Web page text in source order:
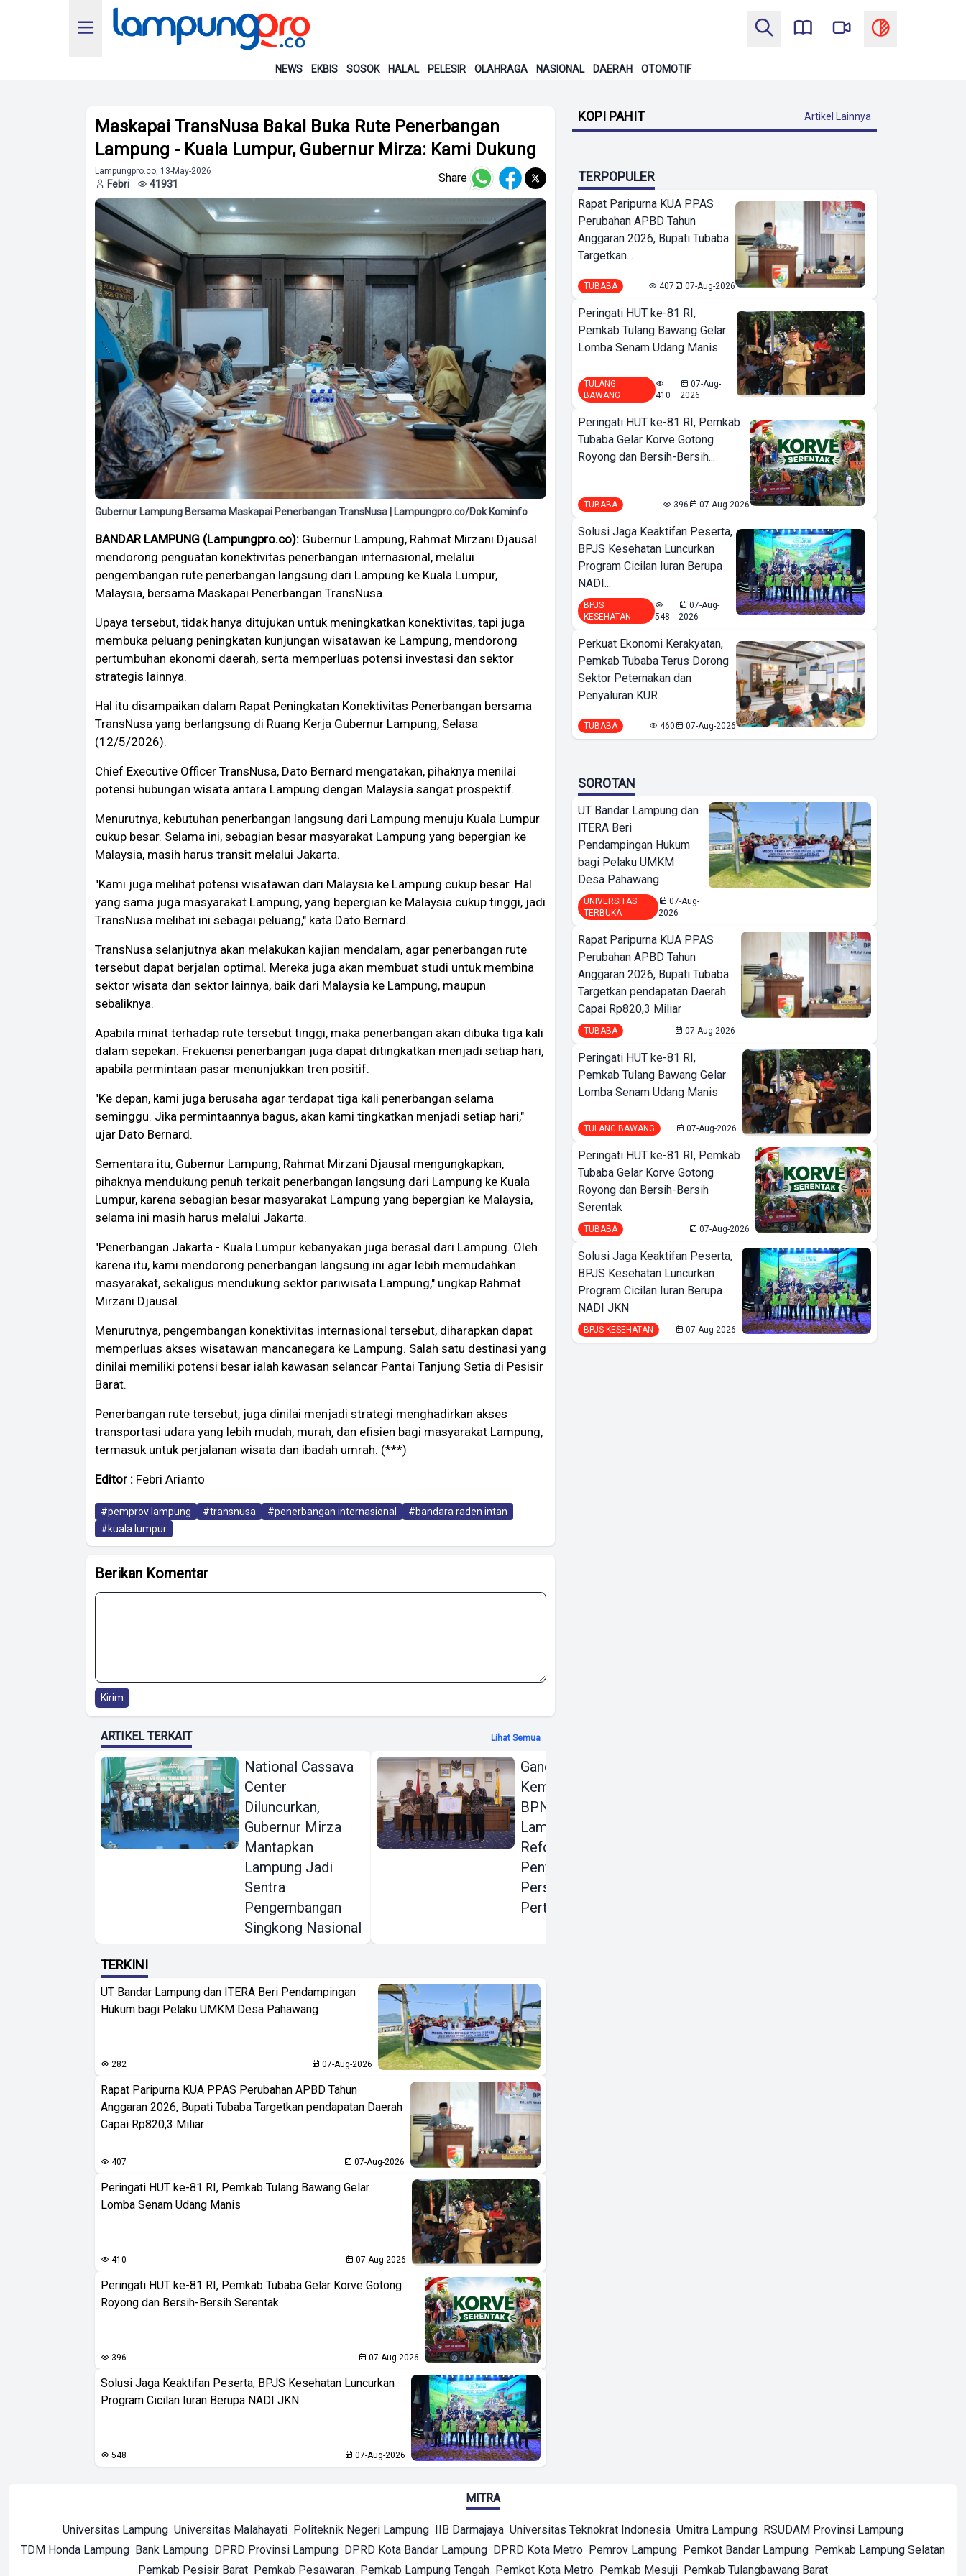
NEWS EKBIS SOSOK HALAL PELESIR OLAHRAGA NASIONAL DAERAH OTOMOTIF
Maskapai TransNusa Bakal Buka Rute Penerbangan
Lampung - Kuala Lumpur, Gubernur Mirza: Kami Dukung
Lampungpro.co, 13-May-2026
Febri 41931 Share
Gubernur Lampung Bersama Maskapai Penerbangan TransNusa | Lampungpro.co/Dok Kominfo
BANDAR LAMPUNG (Lampungpro.co): Gubernur Lampung, Rahmat Mirzani Djausal
mendorong penguatan konektivitas penerbangan internasional, melalui
pengembangan rute penerbangan langsung dari Lampung ke Kuala Lumpur,
Malaysia, bersama Maskapai Penerbangan TransNusa.
Upaya tersebut, tidak hanya ditujukan untuk meningkatkan konektivitas, tapi juga
membuka peluang peningkatan kunjungan wisatawan ke Lampung, mendorong
pertumbuhan ekonomi daerah, serta memperluas potensi investasi dan sektor
strategis lainnya.
Hal itu disampaikan dalam Rapat Peningkatan Konektivitas Penerbangan bersama
TransNusa yang berlangsung di Ruang Kerja Gubernur Lampung, Selasa
(12/5/2026).
Chief Executive Officer TransNusa, Dato Bernard mengatakan, pihaknya menilai
potensi hubungan wisata antara Lampung dengan Malaysia sangat prospektif.
Menurutnya, kebutuhan penerbangan langsung dari Lampung menuju Kuala Lumpur
cukup besar. Selama ini, sebagian besar masyarakat Lampung yang bepergian ke
Malaysia, masih harus transit melalui Jakarta.
"Kami juga melihat potensi wisatawan dari Malaysia ke Lampung cukup besar. Hal
yang sama juga masyarakat Lampung, yang bepergian ke Malaysia cukup tinggi, jadi
TransNusa melihat ini sebagai peluang," kata Dato Bernard.
TransNusa selanjutnya akan melakukan kajian mendalam, agar penerbangan rute
tersebut dapat berjalan optimal. Mereka juga akan membuat studi untuk membina
sektor wisata dan sektor lainnya, baik dari Malaysia ke Lampung, maupun
sebaliknya.
Apabila minat terhadap rute tersebut tinggi, maka penerbangan akan dibuka tiga kali
dalam sepekan. Frekuensi penerbangan juga dapat ditingkatkan menjadi setiap hari,
apabila permintaan pasar menunjukkan tren positif.
"Ke depan, kami juga berusaha agar terdapat tiga kali penerbangan selama
seminggu. Jika permintaannya bagus, akan kami tingkatkan menjadi setiap hari,"
ujar Dato Bernard.
Sementara itu, Gubernur Lampung, Rahmat Mirzani Djausal mengungkapkan,
pihaknya mendukung penuh terkait penerbangan langsung dari Lampung ke Kuala
Lumpur, karena sebagian besar masyarakat Lampung yang bepergian ke Malaysia,
selama ini masih harus melalui Jakarta.
"Penerbangan Jakarta - Kuala Lumpur kebanyakan juga berasal dari Lampung. Oleh
karena itu, kami mendorong penerbangan langsung ini agar lebih memudahkan
masyarakat, sekaligus mendukung sektor pariwisata Lampung," ungkap Rahmat
Mirzani Djausal.
Menurutnya, pengembangan konektivitas internasional tersebut, diharapkan dapat
memperluas akses wisatawan mancanegara ke Lampung. Salah satu destinasi yang
dinilai memiliki potensi besar ialah kawasan selancar Pantai Tanjung Setia di Pesisir
Barat.
Penerbangan rute tersebut, juga dinilai menjadi strategi menghadirkan akses
transportasi udara yang lebih mudah, murah, dan efisien bagi masyarakat Lampung,
termasuk untuk perjalanan wisata dan ibadah umrah. (***)
Editor : Febri Arianto
#pemprov lampung #transnusa #penerbangan internasional
#bandara raden intan
#kuala lumpur
Berikan Komentar
Kirim
ARTIKEL TERKAIT Lihat Semua
National Cassava
Center
Diluncurkan,
Gubernur Mirza
Mantapkan
Lampung Jadi
Sentra
Pengembangan
Singkong Nasional
Gandeng KPK dan
Kementerian ATR
BPN, Pemprov
Lampung Dorong
Reformasi
Penyelesaian
Persoalan
Pertanahan
TERKINI
UT Bandar Lampung dan ITERA Beri Pendampingan
Hukum bagi Pelaku UMKM Desa Pahawang
282 07-Aug-2026
Rapat Paripurna KUA PPAS Perubahan APBD Tahun
Anggaran 2026, Bupati Tubaba Targetkan pendapatan Daerah
Capai Rp820,3 Miliar
407 07-Aug-2026
Peringati HUT ke-81 RI, Pemkab Tulang Bawang Gelar
Lomba Senam Udang Manis
410 07-Aug-2026
Peringati HUT ke-81 RI, Pemkab Tubaba Gelar Korve Gotong
Royong dan Bersih-Bersih Serentak
396 07-Aug-2026
Solusi Jaga Keaktifan Peserta, BPJS Kesehatan Luncurkan
Program Cicilan Iuran Berupa NADI JKN
548 07-Aug-2026
KOPI PAHIT Artikel Lainnya
TERPOPULER
Rapat Paripurna KUA PPAS
Perubahan APBD Tahun
Anggaran 2026, Bupati Tubaba
Targetkan...
TUBABA 407 07-Aug-2026
Peringati HUT ke-81 RI,
Pemkab Tulang Bawang Gelar
Lomba Senam Udang Manis
TULANG
BAWANG
410
07-Aug-
2026
Peringati HUT ke-81 RI, Pemkab
Tubaba Gelar Korve Gotong
Royong dan Bersih-Bersih...
TUBABA 396 07-Aug-2026
Solusi Jaga Keaktifan Peserta,
BPJS Kesehatan Luncurkan
Program Cicilan Iuran Berupa
NADI...
BPJS
KESEHATAN
548
07-Aug-
2026
Perkuat Ekonomi Kerakyatan,
Pemkab Tubaba Terus Dorong
Sektor Peternakan dan
Penyaluran KUR
TUBABA 460 07-Aug-2026
SOROTAN
UT Bandar Lampung dan
ITERA Beri
Pendampingan Hukum
bagi Pelaku UMKM
Desa Pahawang
UNIVERSITAS
TERBUKA
07-Aug-
2026
Rapat Paripurna KUA PPAS
Perubahan APBD Tahun
Anggaran 2026, Bupati Tubaba
Targetkan pendapatan Daerah
Capai Rp820,3 Miliar
TUBABA 07-Aug-2026
Peringati HUT ke-81 RI,
Pemkab Tulang Bawang Gelar
Lomba Senam Udang Manis
TULANG BAWANG 07-Aug-2026
Peringati HUT ke-81 RI, Pemkab
Tubaba Gelar Korve Gotong
Royong dan Bersih-Bersih
Serentak
TUBABA 07-Aug-2026
Solusi Jaga Keaktifan Peserta,
BPJS Kesehatan Luncurkan
Program Cicilan Iuran Berupa
NADI JKN
BPJS KESEHATAN 07-Aug-2026
MITRA
Universitas Lampung Universitas Malahayati Politeknik Negeri Lampung IIB Darmajaya Universitas Teknokrat Indonesia Umitra Lampung RSUDAM Provinsi Lampung
TDM Honda Lampung Bank Lampung DPRD Provinsi Lampung DPRD Kota Bandar Lampung DPRD Kota Metro Pemrov Lampung Pemkot Bandar Lampung Pemkab Lampung Selatan
Pemkab Pesisir Barat Pemkab Pesawaran Pemkab Lampung Tengah Pemkot Kota Metro Pemkab Mesuji Pemkab Tulangbawang Barat